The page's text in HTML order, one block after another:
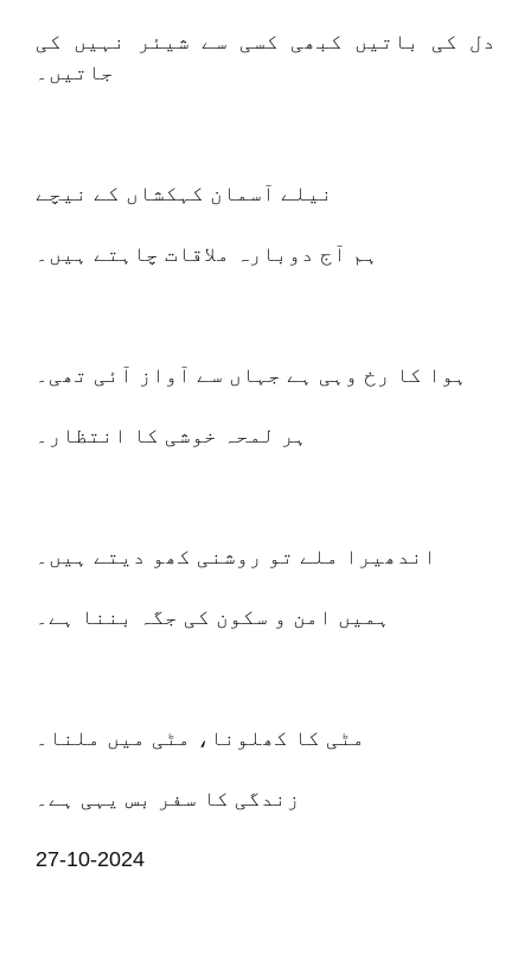
دل کی باتیں کبھی کسی سے شیئر نہیں کی
جاتیں۔
نیلے آسمان کہکشاں کے نیچے
ہم آج دوبارہ ملاقات چاہتے ہیں۔
ہوا کا رخ وہی ہے جہاں سے آواز آئی تھی۔
ہر لمحہ خوشی کا انتظار۔
اندھیرا ملے تو روشنی کھو دیتے ہیں۔
ہمیں امن و سکون کی جگہ بننا ہے۔
مٹی کا کھلونا، مٹی میں ملنا۔
زندگی کا سفر بس یہی ہے۔
27-10-2024